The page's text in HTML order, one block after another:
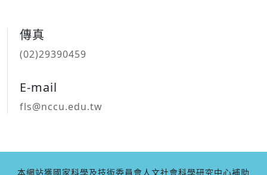
傳真
(02)29390459
E-mail
fls@nccu.edu.tw
本網站獲國家科學及技術委員會人文社會科學研究中心補助